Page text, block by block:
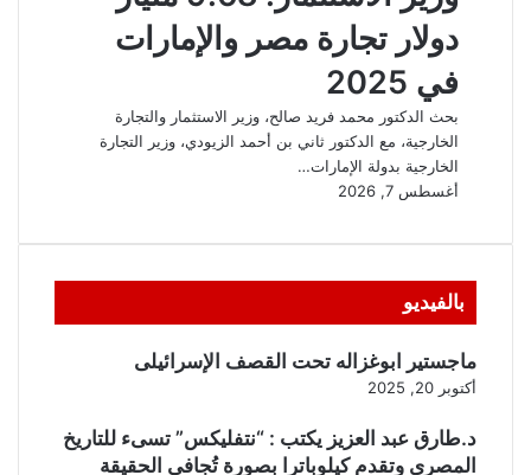
بالفيديو
ماجستير ابوغزاله تحت القصف الإسرائيلى
أكتوبر 20, 2025
د.طارق عبد العزيز يكتب : “نتفليكس” تسىء للتاريخ
المصرى وتقدم كيلوباترا بصورة تُجافي الحقيقة